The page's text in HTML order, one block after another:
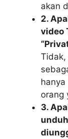
akan
2.
video
Tidak,
orang
3.